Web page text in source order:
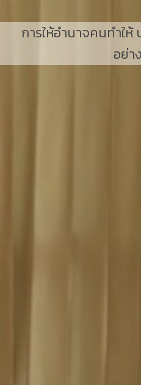
การให้อำนาจคนทำใ
อย่า